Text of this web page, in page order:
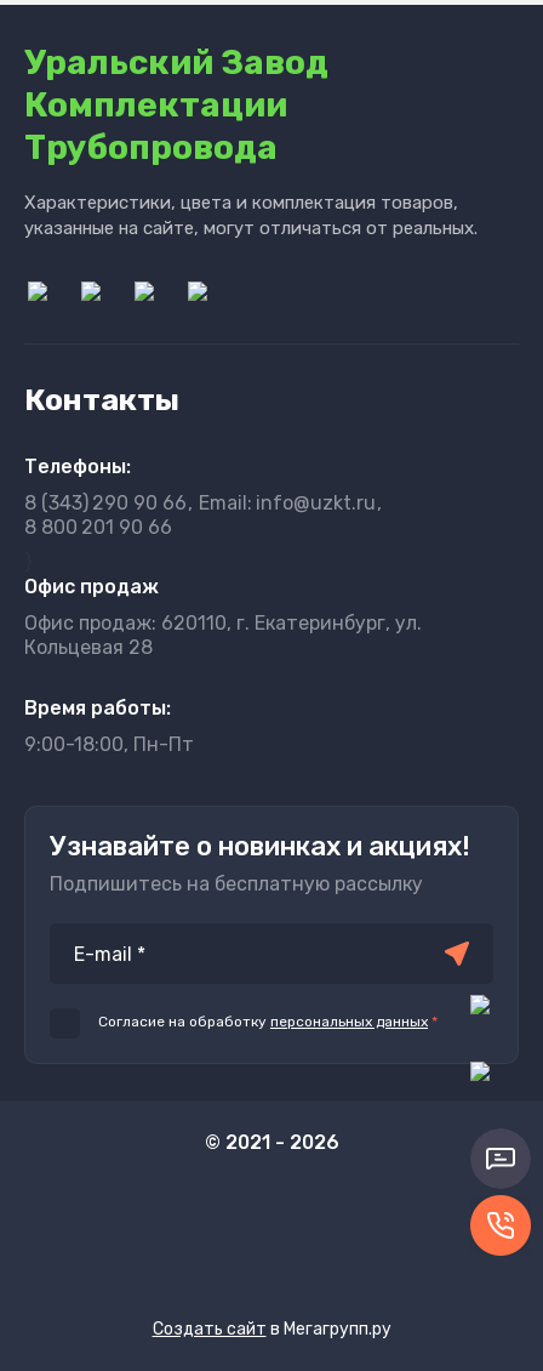
Уральский Завод
Комплектации
Трубопровода
Характеристики, цвета и комплектация товаров,
указанные на сайте, могут отличаться от реальных.
Контакты
Телефоны:
8 (343) 290 90 66 Email: info@uzkt.ru
8 800 201 90 66
Офис продаж
Офис продаж: 620110, г. Екатеринбург, ул.
Кольцевая 28
Время работы:
9:00-18:00, Пн-Пт
Узнавайте о новинках и акциях!
Подпишитесь на бесплатную рассылку
Согласие на обработку персональных данных *
© 2021 - 2026
Создать сайт в Мегагрупп.ру